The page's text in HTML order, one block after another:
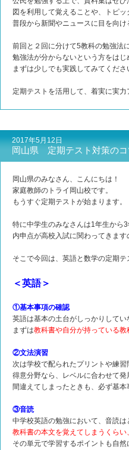
図を利用して覚えることや、トピ
普段から新聞やニュースに目を向
前回と２回に分けて5教科の勉強法
勉強法が分からないという方をはじ
まずは少しでも実践してみてくださ
定期テストを活用して、着実に実力
2017年5月12日
岡山県 定期テスト対策の
岡山県のみなさん、こんにちは！
家庭教師のトライ岡山校です。
もうすぐ定期テストが始まります。
特に中学生のみなさんは1年生から
内申点が高校入試に関わってきます
そこで今回は、英語と数学の定期テ
＜英語＞
①基本事項の確認
英語は基本の土台がしっかりして
まずは教科書や自分が持っている
②文法演習
次は学校で配られたプリントや練習
得意分野なら、レベルに合わせて発
間違えてしまったときも、必ず基本
③音読
中学校英語の勉強において、音読は
教科書の本文を覚えてしまうくら
その単元で学習するポイントも自